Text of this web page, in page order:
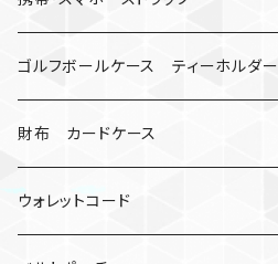
忍者
ミイラ
キャンプ道具
ナット
レザーマン
マッドマックス
ネックストラップ・ショルダーストラップ
ハンドストラップ
リングストラップ
ゴルフボールケース ティーホルダー
ゴルフマーカー
ゴルフボールケース
財布 カードケース
コインケース
ウォレットコード